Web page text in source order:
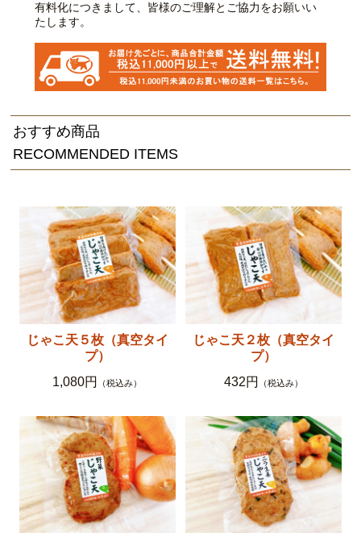
有料化につきまして、皆様のご理解とご協力をお願いい
たします。
RECOMMENDED ITEMS
おすすめ商品
じゃこ天５枚（真空タイ
プ）
1,080円
（税込み）
じゃこ天２枚（真空タイ
プ）
432円
（税込み）